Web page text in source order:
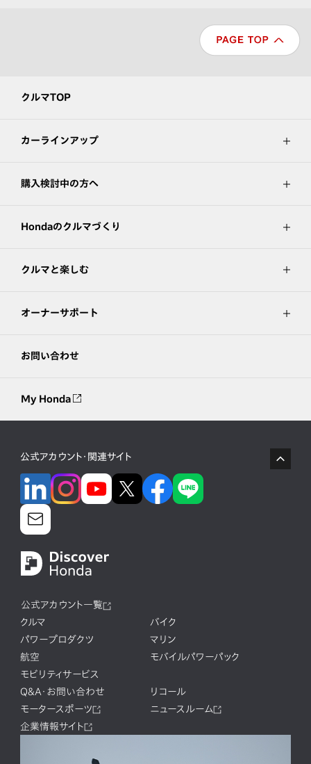
クルマTOP
カーラインアップ
購入検討中の方へ
Hondaのクルマづくり
クルマと楽しむ
オーナーサポート
お問い合わせ
My Honda
公式アカウント・関連サイト
公式アカウント一覧
クルマ
バイク
パワープロダクツ
マリン
航空
モバイルパワーパック
モビリティサービス
Q&A・お問い合わせ
リコール
モータースポーツ
ニュースルーム
企業情報サイト